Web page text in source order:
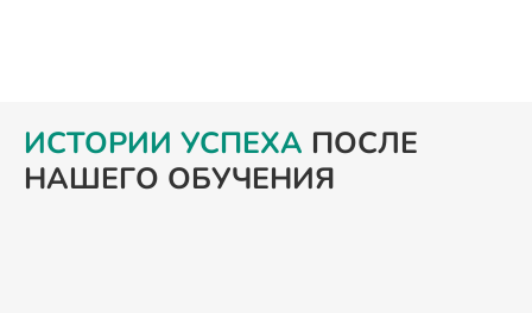
ИСТОРИИ УСПЕХА ПОСЛЕ
НАШЕГО ОБУЧЕНИЯ